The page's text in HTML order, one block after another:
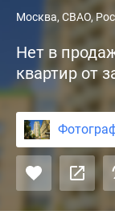
Новостройка
—
класса
«Каменный
цветок»
от
компании
М»
находится
Москва, СВАО,
Нет в
квартир от